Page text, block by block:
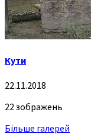
Кути
22.11.2018
22 зображень
Більше галерей